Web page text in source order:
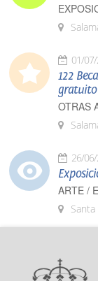
01/
122
gratuito
OTRAS
26/
ARTE /